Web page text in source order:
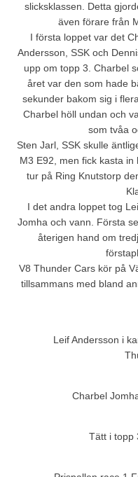
slicksklassen. Detta
även förare från
I första loppet var det
Andersson, SSK och
upp om topp 3. Charbel
året var den som hade
sekunder bakom sig i
Charbel höll undan och
som tvåa
Sten Jarl, SSK skulle
M3 E92, men fick kasta
tur på Ring Knutstorp
I det andra loppet tog
Jomha och vann. Första
återigen hand om
V8 Thunder Cars kör på
tillsammans med bland
Leif Andersson i
Charbel
Tätt i topp